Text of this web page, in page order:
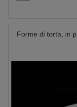
Forme di torta, in